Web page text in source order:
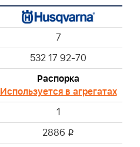
7
532 17 92-70
Распорка
Используется в агрегатах
1
2886 i